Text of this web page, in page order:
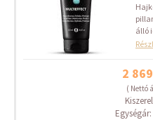
álló
2
( Nettó